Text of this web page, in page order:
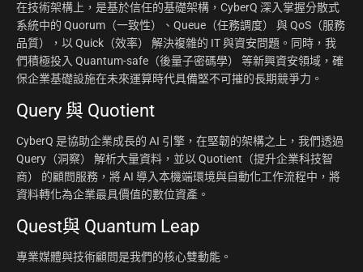
在技術架構上，是基於信任的基礎架構，CyberQ 深入掌握分散式
系統中的 Quorum（一致性）、Queue（任務調度） 與 QoS（服務
品質），以 Quick（效率） 解決複雜的 IT 與資安問題。同時，我
們積極投入 Quantum-safe（後量子密碼學） 等新興資安領域，確
保企業基礎設施在未來運算時代具備堅不可摧的長期競爭力。
Query 與 Quotient
CyberQ 是協助企業成長的 AI 引擎，在堅韌的架構之上，我們透過
Query（洞察） 解析大量資料，並以 Quotient（提升企業科技智
商） 的顧問服務，將 AI 導入本機端環境與自動化工作流程中，將
資料轉化為企業最具價值的數位資產。
Quest與 Quantum Leap
專業媒體與技術顧問是我們的核心雙動能。